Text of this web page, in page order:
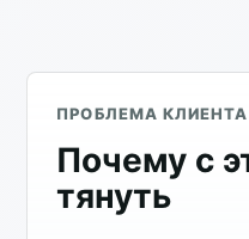
ПРОБЛЕМА КЛИЕНТА
Почему с
тянуть